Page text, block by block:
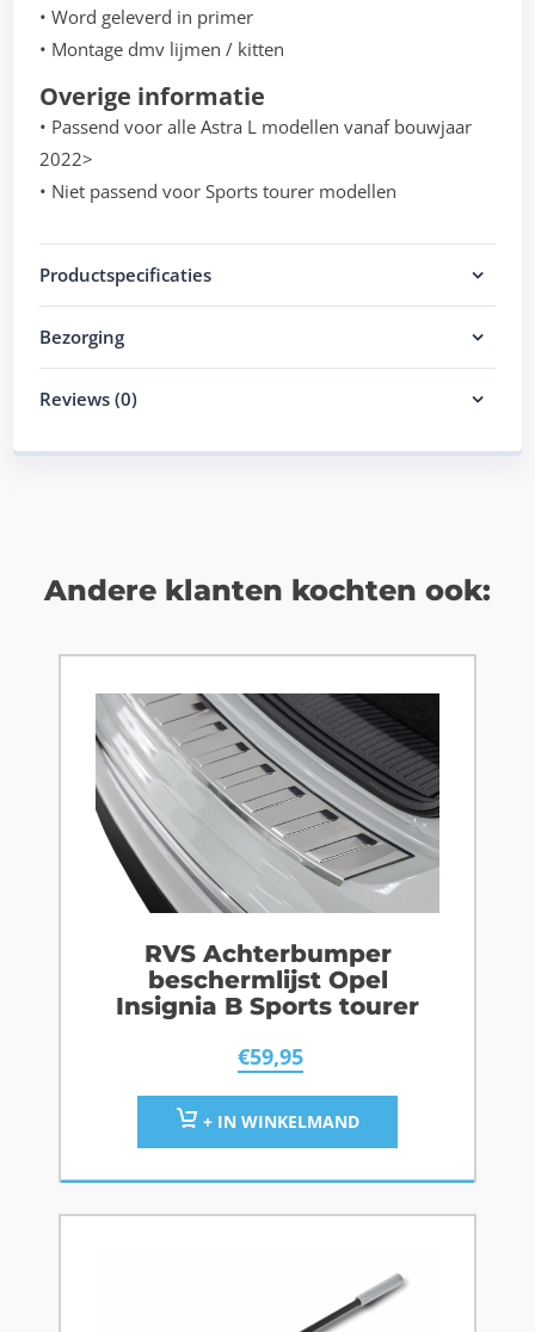
• Word geleverd in primer
• Montage dmv lijmen / kitten
Overige informatie
• Passend voor alle Astra L modellen vanaf bouwjaar
2022>
• Niet passend voor Sports tourer modellen
Productspecificaties
Bezorging
Reviews (0)
Andere klanten kochten ook:
RVS Achterbumper
beschermlijst Opel
Insignia B Sports tourer
€59,95
+ IN WINKELMAND